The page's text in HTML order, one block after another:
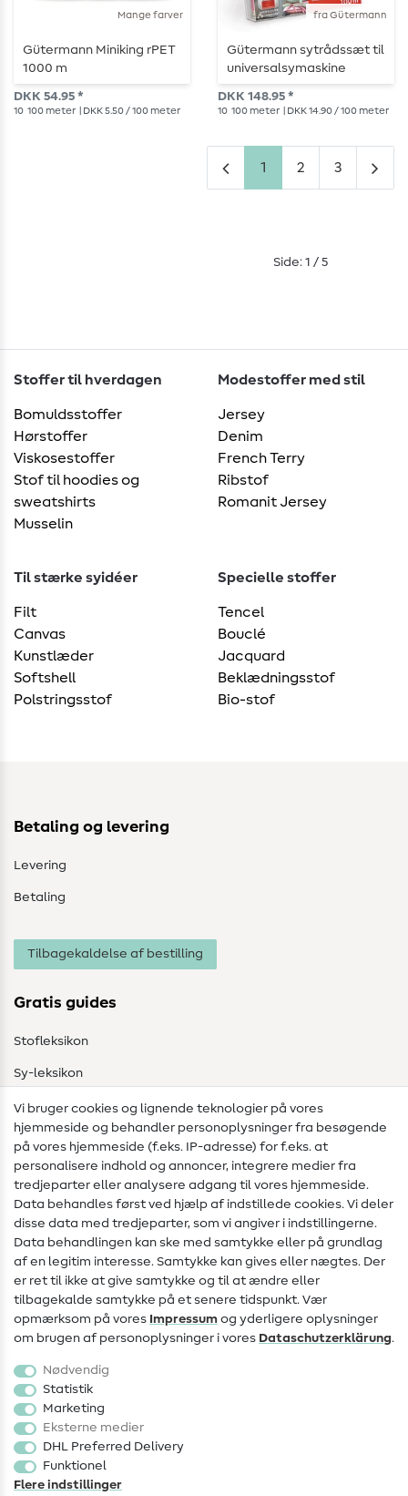
Mange farver
Gütermann Miniking rPET
1000 m
DKK 54.95 *
10 100 meter | DKK 5.50 / 100 meter
fra Gütermann
Gütermann sytrådssæt til
universalsymaskine
RAINBOW
DKK 148.95 *
10 100 meter | DKK 14.90 / 100 meter
1 2 3
Side: 1 / 5
Stoffer til hverdagen
Bomuldsstoffer
Hørstoffer
Viskosestoffer
Stof til hoodies og
sweatshirts
Musselin
Modestoffer med stil
Jersey
Denim
French Terry
Ribstof
Romanit Jersey
Til stærke syidéer
Filt
Canvas
Kunstlæder
Softshell
Polstringsstof
Specielle stoffer
Tencel
Bouclé
Jacquard
Beklædningsstof
Bio-stof
Betaling og levering
Levering
Betaling
Tilbagekaldelse af bestilling
Gratis guides
Stofleksikon
Sy-leksikon
Syvejledninger
Hjælp & kontakt
Kontakt
Information om ændring af operatør
FAQ
Fortrydelsesret
Populært
Sytilbehør
Udsalg
Vi bruger cookies og lignende teknologier på vores
hjemmeside og behandler personoplysninger fra besøgende
på vores hjemmeside (f.eks. IP-adresse) for f.eks. at
personalisere indhold og annoncer, integrere medier fra
tredjeparter eller analysere adgang til vores hjemmeside.
Data behandles først ved hjælp af indstillede cookies. Vi deler
disse data med tredjeparter, som vi angiver i indstillingerne.
Data behandlingen kan ske med samtykke eller på grundlag
af en legitim interesse. Samtykke kan gives eller nægtes. Der
er ret til ikke at give samtykke og til at ændre eller
tilbagekalde samtykke på et senere tidspunkt. Vær
opmærksom på vores Impressum og yderligere oplysninger
om brugen af personoplysninger i vores Data­schutz­erklärung.
Nødvendig
Statistik
Marketing
Eksterne medier
DHL Preferred Delivery
Funktionel
Flere indstillinger